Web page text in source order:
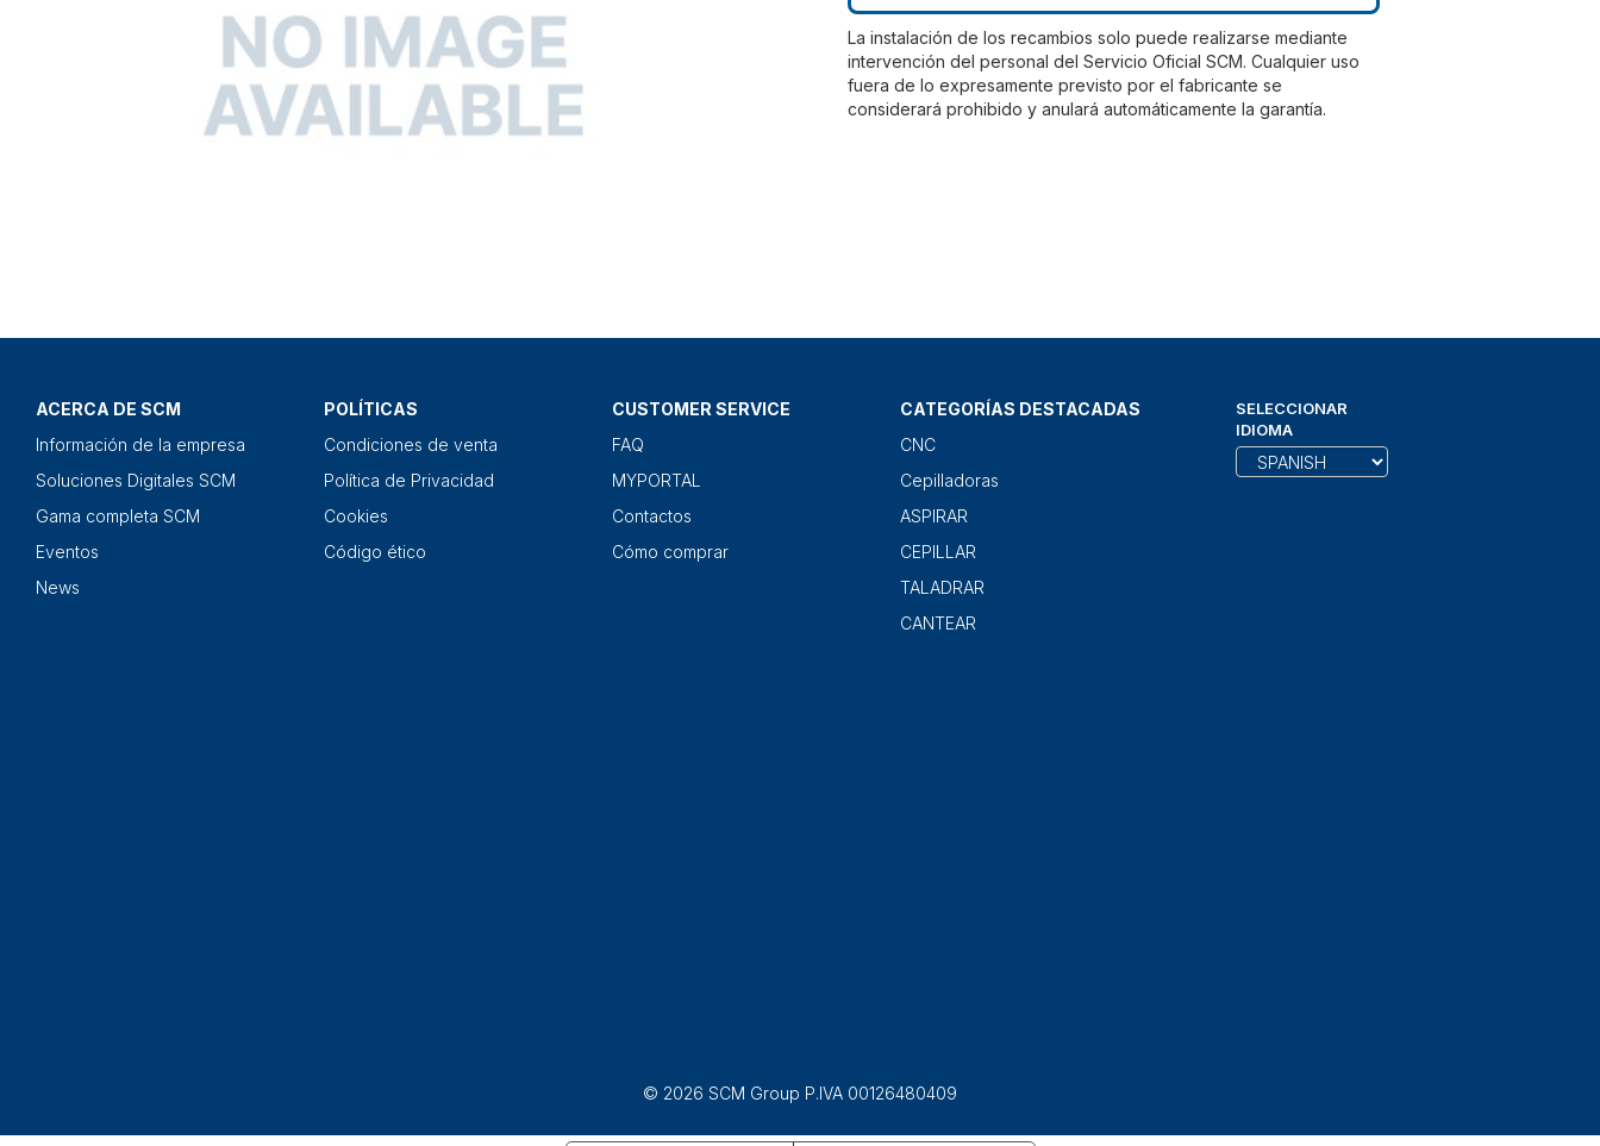
La instalación de los recambios solo puede realizarse mediante
intervención del personal del Servicio Oficial SCM. Cualquier uso
fuera de lo expresamente previsto por el fabricante se
considerará prohibido y anulará automáticamente la garantía.
ACERCA DE SCM
Información de la empresa
Soluciones Digitales SCM
Gama completa SCM
Eventos
News
POLÍTICAS
Condiciones de venta
Política de Privacidad
Cookies
Código ético
CUSTOMER SERVICE
FAQ
MYPORTAL
Contactos
Cómo comprar
CATEGORÍAS DESTACADAS
CNC
Cepilladoras
ASPIRAR
CEPILLAR
TALADRAR
CANTEAR
SELECCIONAR
IDIOMA
© 2026 SCM Group P.IVA 00126480409